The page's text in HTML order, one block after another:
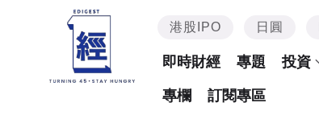
港股IPO 日圓
即時財經 專題 投資
專欄 訂閱專區